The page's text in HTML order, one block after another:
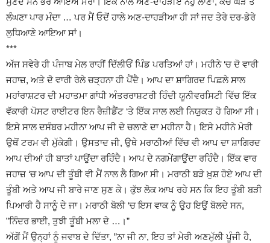
ਲੰਘਣਾ ਪਾਰ ਮੰਦਾ … ਪਰ ਮੈਂ ਓਦੋਂ ਹਾਲੇ ਅਣ-ਦਾਹੜੀਆ ਹੀ ਸਾਂ ਜਦ ਤੇਰੇ ਦਰ-ਡੇਰੇ
ਲੁਧਿਆਣੇ ਆਇਆ ਸਾਂ।
***
ਅੱਜ ਸਵੇਰੇ ਹੀ ਪੰਜਾਬ ਮੇਲ ਰਾਹੀਂ ਦਿੱਲੀਓਂ ਪਿੰਡ ਪਰਤਿਆਂ ਹਾਂ। ਮਹੀਨੇ ‘ਚ ਦੋ ਵਾਰੀ
ਜਹਾਜ਼, ਅਤੇ ਦੋ ਵਾਰੀ ਰੇਲੇ ਚੜ੍ਹਨਾ ਹੀ ਪੈਂਦੈ। ਆਪ ਦਾ ਸ਼ਾਗਿਰਦ ਪਿਛਲੇ ਸਾਲ
ਮਹਾਂਰਾਸ਼ਟਰ ਦੀ ਮਹਾਤਮਾ ਗਾਂਧੀ ਅੰਤਰਰਾਸ਼ਟਰੀ ਹਿੰਦੀ ਯੂਨੀਵਰਸਿਟੀ ਵਿੱਚ ਇੱਕ
ਵੱਕਾਰੀ ਪੋਸਟ ਰਾਈਟਰ ਇਨ ਰੈਜ਼ੀਡੈਂਟ ‘ਤੇ ਇੱਕ ਸਾਲ ਲਈ ਨਿਯੁਕਤ ਹੋ ਗਿਆ ਸੀ।
ਇਸੇ ਸਾਲ ਦਸੰਬਰ ਮਹੀਨਾ ਆਪ ਜੀ ਦੇ ਚਲਾਣੇ ਦਾ ਮਹੀਨਾ ਹੈ। ਇਸੇ ਮਹੀਨੇ ਮੇਰੀ
ਉਥੋਂ ਟਰਮ ਵੀ ਮੁੱਕੇਗੀ। ਉਸਤਾਦ ਜੀ, ਉਥੇ ਮਰਾਠੀਆਂ ਵਿੱਚ ਵੀ ਆਪ ਦਾ ਸ਼ਾਗਿਰਦ
ਆਪ ਦੀਆਂ ਹੀ ਬਾਤਾਂ ਪਾਉਂਦਾ ਰਹਿੰਦੈ। ਆਪ ਦੇ ਨਗਮੇਂਗਾਉਂਦਾ ਰਹਿੰਦੈ। ਇੱਕ ਵਾਰ
ਜਹਾਜ਼ ‘ਚ ਆਪ ਦੀ ਤੂੰਬੀ ਵੀ ਮੈਂ ਨਾਲ ਲੈ ਗਿਆ ਸੀ। ਮਰਾਠੀ ਬੜੇ ਖ਼ੁਸ਼ ਹੋਏ ਆਪ ਦੀ
ਤੂੰਬੀ ਅਤੇ ਆਪ ਜੀ ਬਾਰੇ ਜਾਣ ਸੁਣ ਕੇ। ਕੁੱਝ ਲੋਕ ਆਖ ਰਹੇ ਸਨ ਕਿ ਇਹ ਤੂੰਬੀ ਬੜੀ
ਪਿਆਰੀ ਹੈ ਸਾਨੂੰ ਦੇ ਜਾ। ਮਰਾਠੀ ਬੋਲੀ ‘ਚ ਇਸ ਵਾਕ ਨੂੰ ਉਹ ਇਉਂ ਬੋਲਦੇ ਸਨ,
”ਨਿੰਦਰ ਭਾਈ, ਤੁਝੀ ਤੂੰਬੀ ਮਲਾ ਦੇ …।”
ਅੱਗੋਂ ਮੈਂ ਉਨ੍ਹਾਂ ਨੂੰ ਜਵਾਬ ਦੇ ਦਿੱਤਾ, ”ਨਾ ਜੀ ਨਾ, ਇਹ ਤਾਂ ਮੇਰੀ ਅਣਮੁੱਲੀ ਪੂੰਜੀ ਹੈ,